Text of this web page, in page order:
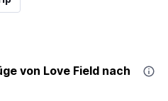
von Love Field nach